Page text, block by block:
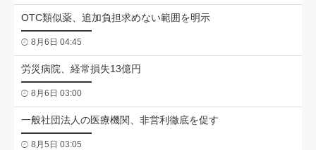
OTC類似薬、追加負担求めない範囲を明示
8月6日 04:45
労災病院、経常損失13億円
8月6日 03:00
一般社団法人の医療機関、非営利徹底を促す
8月5日 03:05